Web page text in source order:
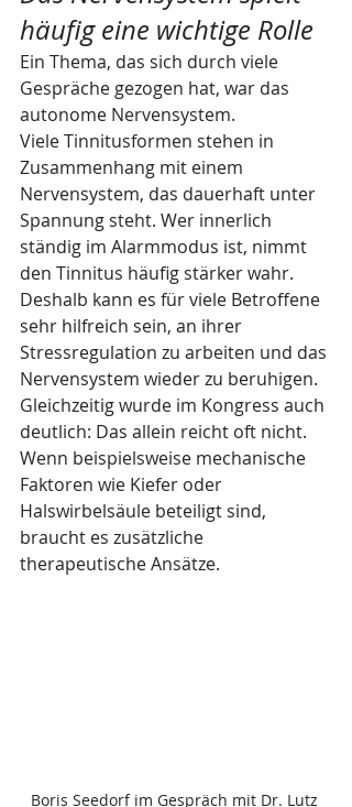
häufig eine wichtige Rolle
Ein Thema, das sich durch viele
Gespräche gezogen hat, war das
autonome Nervensystem.
Viele Tinnitusformen stehen in
Zusammenhang mit einem
Nervensystem, das dauerhaft unter
Spannung steht. Wer innerlich
ständig im Alarmmodus ist, nimmt
den Tinnitus häufig stärker wahr.
Deshalb kann es für viele Betroffene
sehr hilfreich sein, an ihrer
Stressregulation zu arbeiten und das
Nervensystem wieder zu beruhigen.
Gleichzeitig wurde im Kongress auch
deutlich: Das allein reicht oft nicht.
Wenn beispielsweise mechanische
Faktoren wie Kiefer oder
Halswirbelsäule beteiligt sind,
braucht es zusätzliche
therapeutische Ansätze.
Boris Seedorf im Gespräch mit Dr. Lutz